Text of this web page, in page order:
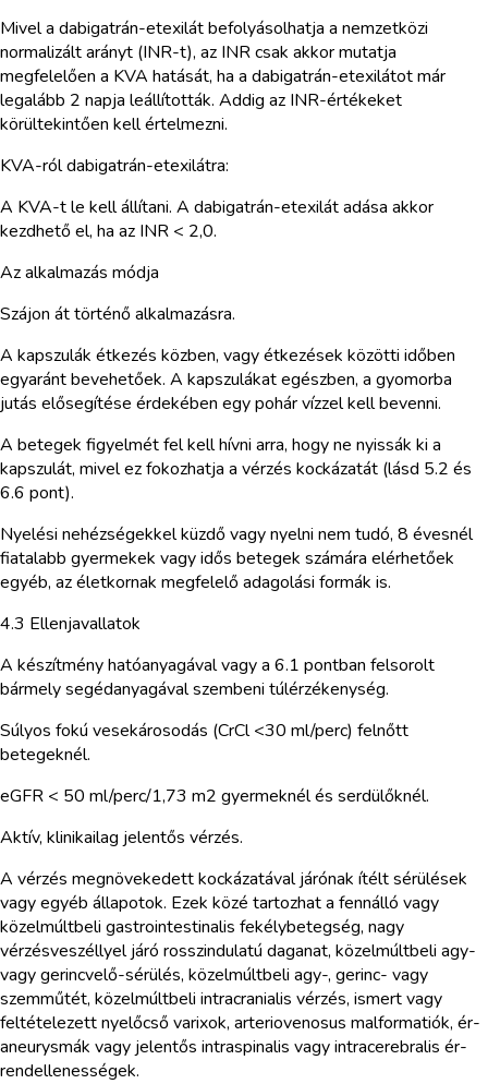
Mivel a dabigatrán-etexilát befolyásolhatja a nemzetközi
normalizált arányt (INR-t), az INR csak akkor mutatja
megfelelően a KVA hatását, ha a dabigatrán-etexilátot már
legalább 2 napja leállították. Addig az INR-értékeket
körültekintően kell értelmezni.
KVA-ról dabigatrán-etexilátra:
A KVA-t le kell állítani. A dabigatrán-etexilát adása akkor
kezdhető el, ha az INR < 2,0.
Az alkalmazás módja
Szájon át történő alkalmazásra.
A kapszulák étkezés közben, vagy étkezések közötti időben
egyaránt bevehetőek. A kapszulákat egészben, a gyomorba
jutás elősegítése érdekében egy pohár vízzel kell bevenni.
A betegek figyelmét fel kell hívni arra, hogy ne nyissák ki a
kapszulát, mivel ez fokozhatja a vérzés kockázatát (lásd 5.2 és
6.6 pont).
Nyelési nehézségekkel küzdő vagy nyelni nem tudó, 8 évesnél
fiatalabb gyermekek vagy idős betegek számára elérhetőek
egyéb, az életkornak megfelelő adagolási formák is.
4.3 Ellenjavallatok
A készítmény hatóanyagával vagy a 6.1 pontban felsorolt
bármely segédanyagával szembeni túlérzékenység.
Súlyos fokú vesekárosodás (CrCl <30 ml/perc) felnőtt
betegeknél.
eGFR < 50 ml/perc/1,73 m2 gyermeknél és serdülőknél.
Aktív, klinikailag jelentős vérzés.
A vérzés megnövekedett kockázatával járónak ítélt sérülések
vagy egyéb állapotok. Ezek közé tartozhat a fennálló vagy
közelmúltbeli gastrointestinalis fekélybetegség, nagy
vérzésveszéllyel járó rosszindulatú daganat, közelmúltbeli agy-
vagy gerincvelő-sérülés, közelmúltbeli agy-, gerinc- vagy
szemműtét, közelmúltbeli intracranialis vérzés, ismert vagy
feltételezett nyelőcső varixok, arteriovenosus malformatiók, ér-
aneurysmák vagy jelentős intraspinalis vagy intracerebralis ér-
rendellenességek.